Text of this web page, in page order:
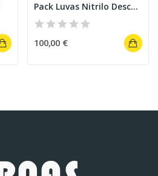
Pack Luvas Nitrilo Descartáveis Azuis
100,00 €